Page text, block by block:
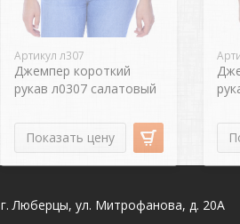
Артикул л307
Джемпер короткий
рукав л0307 салатовый
Показать цену
г. Люберцы, ул. Митрофанова, д. 20А